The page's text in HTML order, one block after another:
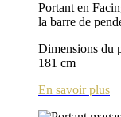
Portant en
la barre de
Dimensions du
181 cm
En savoir plus